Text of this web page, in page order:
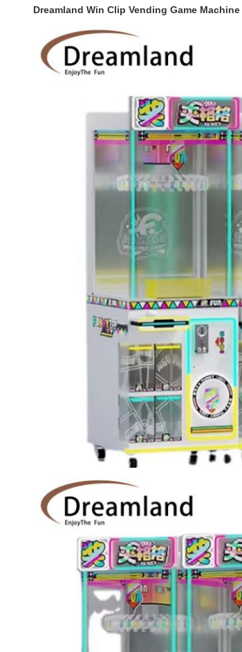
Dreamland Win Clip Vending Game Machine